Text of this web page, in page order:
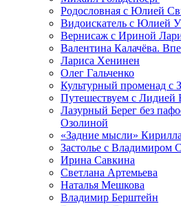
Родословная с Юлией
Видоискатель с Юлией
Вернисаж с Ириной
Валентина Калачёва.
Лариса Хенинен
Олег Гальченко
Культурный променад с
Путешествуем с Лидией
Лазурный Берег без
Озолиной
«Задние мысли»
Застолье с Владимиром
Ирина Савкина
Светлана Артемьева
Наталья Мешкова
Владимир Берштейн